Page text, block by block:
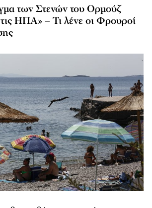
των Στενών του Ορμούζ
τις ΗΠΑ» – Τι λένε οι Φρουροί